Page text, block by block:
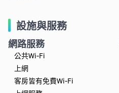
設施與服務
網路服務
公共Wi-Fi
上網
客房皆有免費Wi-Fi